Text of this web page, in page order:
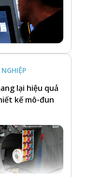
lại hiệu quả
kế mô-đun